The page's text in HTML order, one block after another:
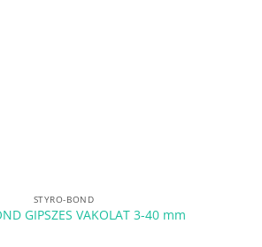
STYRO-BOND
GIPSZES VAKOLAT 3-40 mm